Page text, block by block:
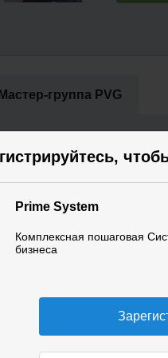
Prime System
Комплексная пошаговая
бизнеса
Мастер-группа PVG
МГ